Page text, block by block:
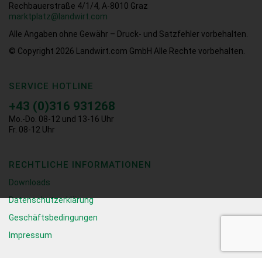
Rechbauerstraße 4/1/4, A-8010 Graz
marktplatz@landwirt.com
Alle Angaben ohne Gewähr – Druck- und Satzfehler vorbehalten.
© Copyright 2026 Landwirt.com GmbH Alle Rechte vorbehalten.
SERVICE HOTLINE
+43 (0)316 931268
Mo.-Do. 08-12 und 13-16 Uhr
Fr. 08-12 Uhr
RECHTLICHE INFORMATIONEN
Downloads
Datenschutzerklärung
Geschäftsbedingungen
Impressum